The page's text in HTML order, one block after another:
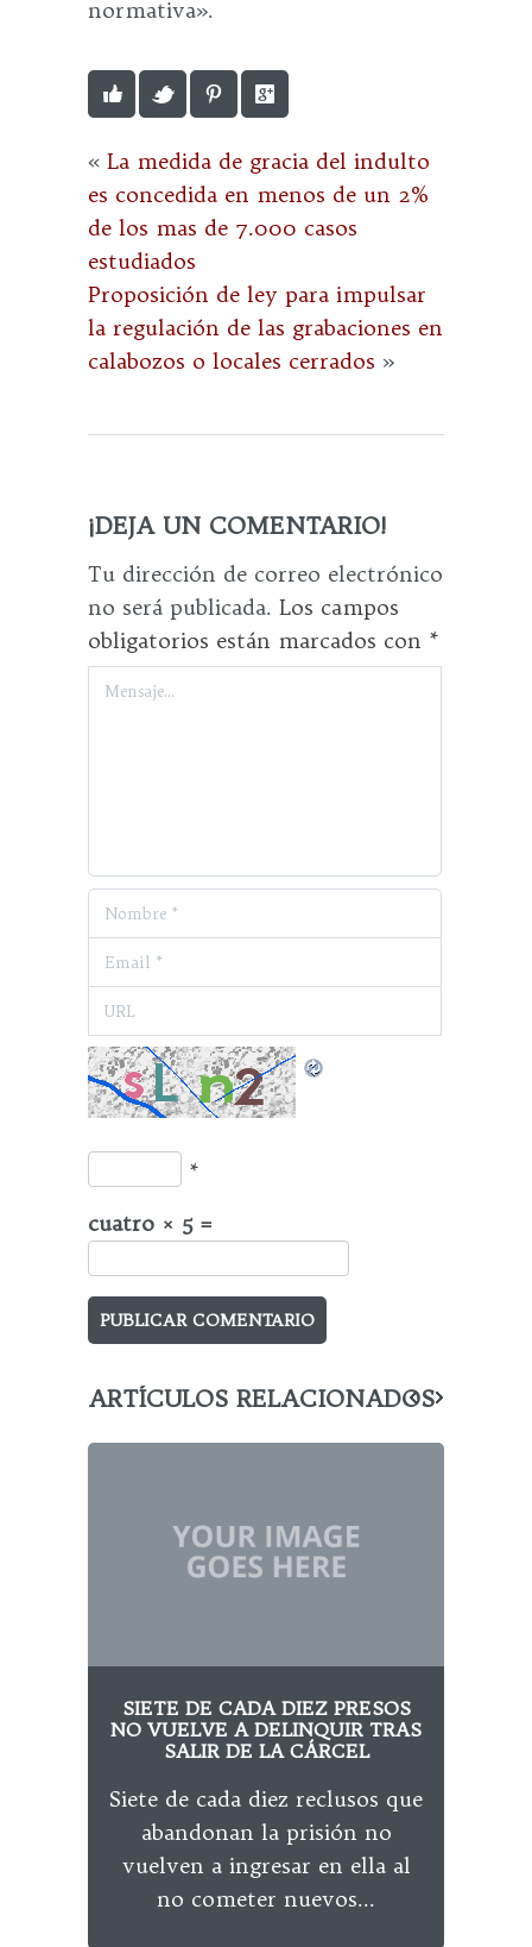
normativa».
« La medida de gracia del indulto
es concedida en menos de un 2%
de los mas de 7.000 casos
estudiados
Proposición de ley para impulsar
la regulación de las grabaciones en
calabozos o locales cerrados »
¡DEJA UN COMENTARIO!
Tu dirección de correo electrónico
no será publicada. Los campos
obligatorios están marcados con *
*
cuatro × 5 =
ARTÍCULOS RELACIONADOS
SIETE DE CADA DIEZ PRESOS
NO VUELVE A DELINQUIR TRAS
SALIR DE LA CÁRCEL
Siete de cada diez reclusos que
abandonan la prisión no
vuelven a ingresar en ella al
no cometer nuevos...